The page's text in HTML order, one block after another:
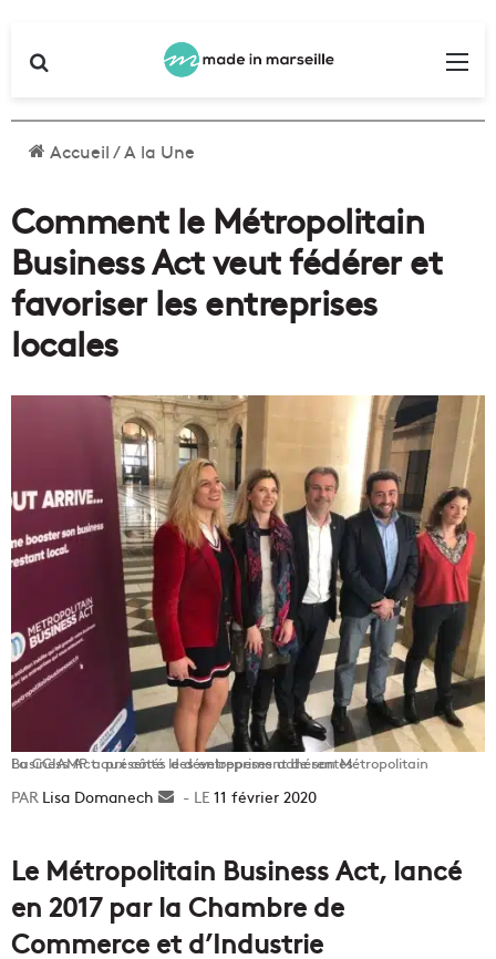
Accueil/A la Une
Comment le Métropolitain
Business Act veut fédérer et
favoriser les entreprises
locales
La CCIAMP a présenté le développement de son Métropolitain Business Act aux côtés des entreprises adhérentes.
Lisa Domanech
Envoyer11 février 2020
Le Métropolitain Business Act, lancé
en 2017 par la Chambre de
Commerce et d’Industrie